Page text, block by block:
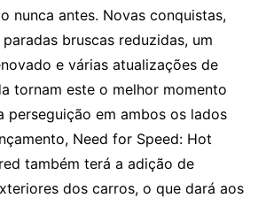
nunca antes. Novas conquistas,
bruscas reduzidas, um
e várias atualizações de
tornam este o melhor momento
perseguição em ambos os lados
Need for Speed: Hot
também terá a adição de
dos carros, o que dará aos